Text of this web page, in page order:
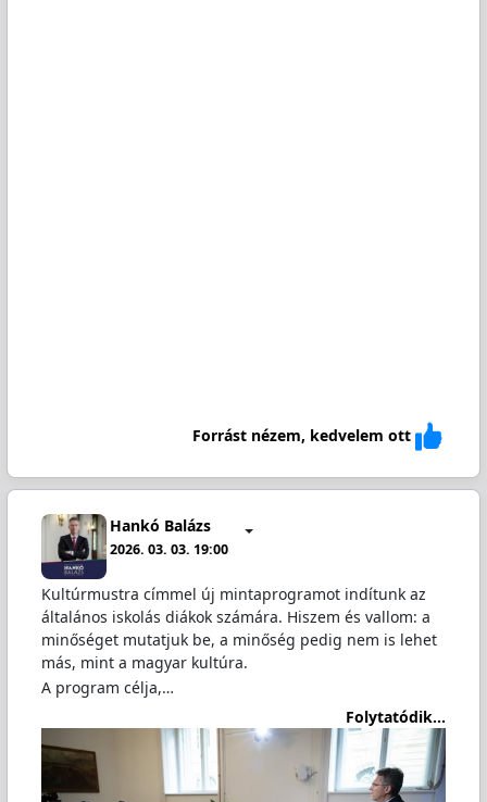
Forrást nézem, kedvelem ott
Hankó Balázs
2026. 03. 03. 19:00
Kultúrmustra címmel új mintaprogramot indítunk az
általános iskolás diákok számára. Hiszem és vallom: a
minőséget mutatjuk be, a minőség pedig nem is lehet
más, mint a magyar kultúra.
A program célja,…
Folytatódik...